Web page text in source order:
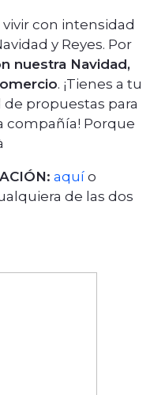
con intensidad
y Reyes. Por
nuestra Navidad,
. ¡Tienes a tu
propuestas para
compañía! Porque
aquí o
de las dos